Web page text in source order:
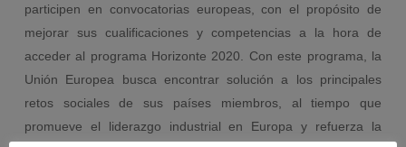
participen en convocatorias europeas, con el propósito de
mejorar sus cualificaciones y competencias a la hora de
acceder al programa Horizonte 2020. Con este programa, la
Unión Europea busca encontrar solución a los principales
retos sociales de sus países miembros, al tiempo que
promueve el liderazgo industrial en Europa y refuerza la